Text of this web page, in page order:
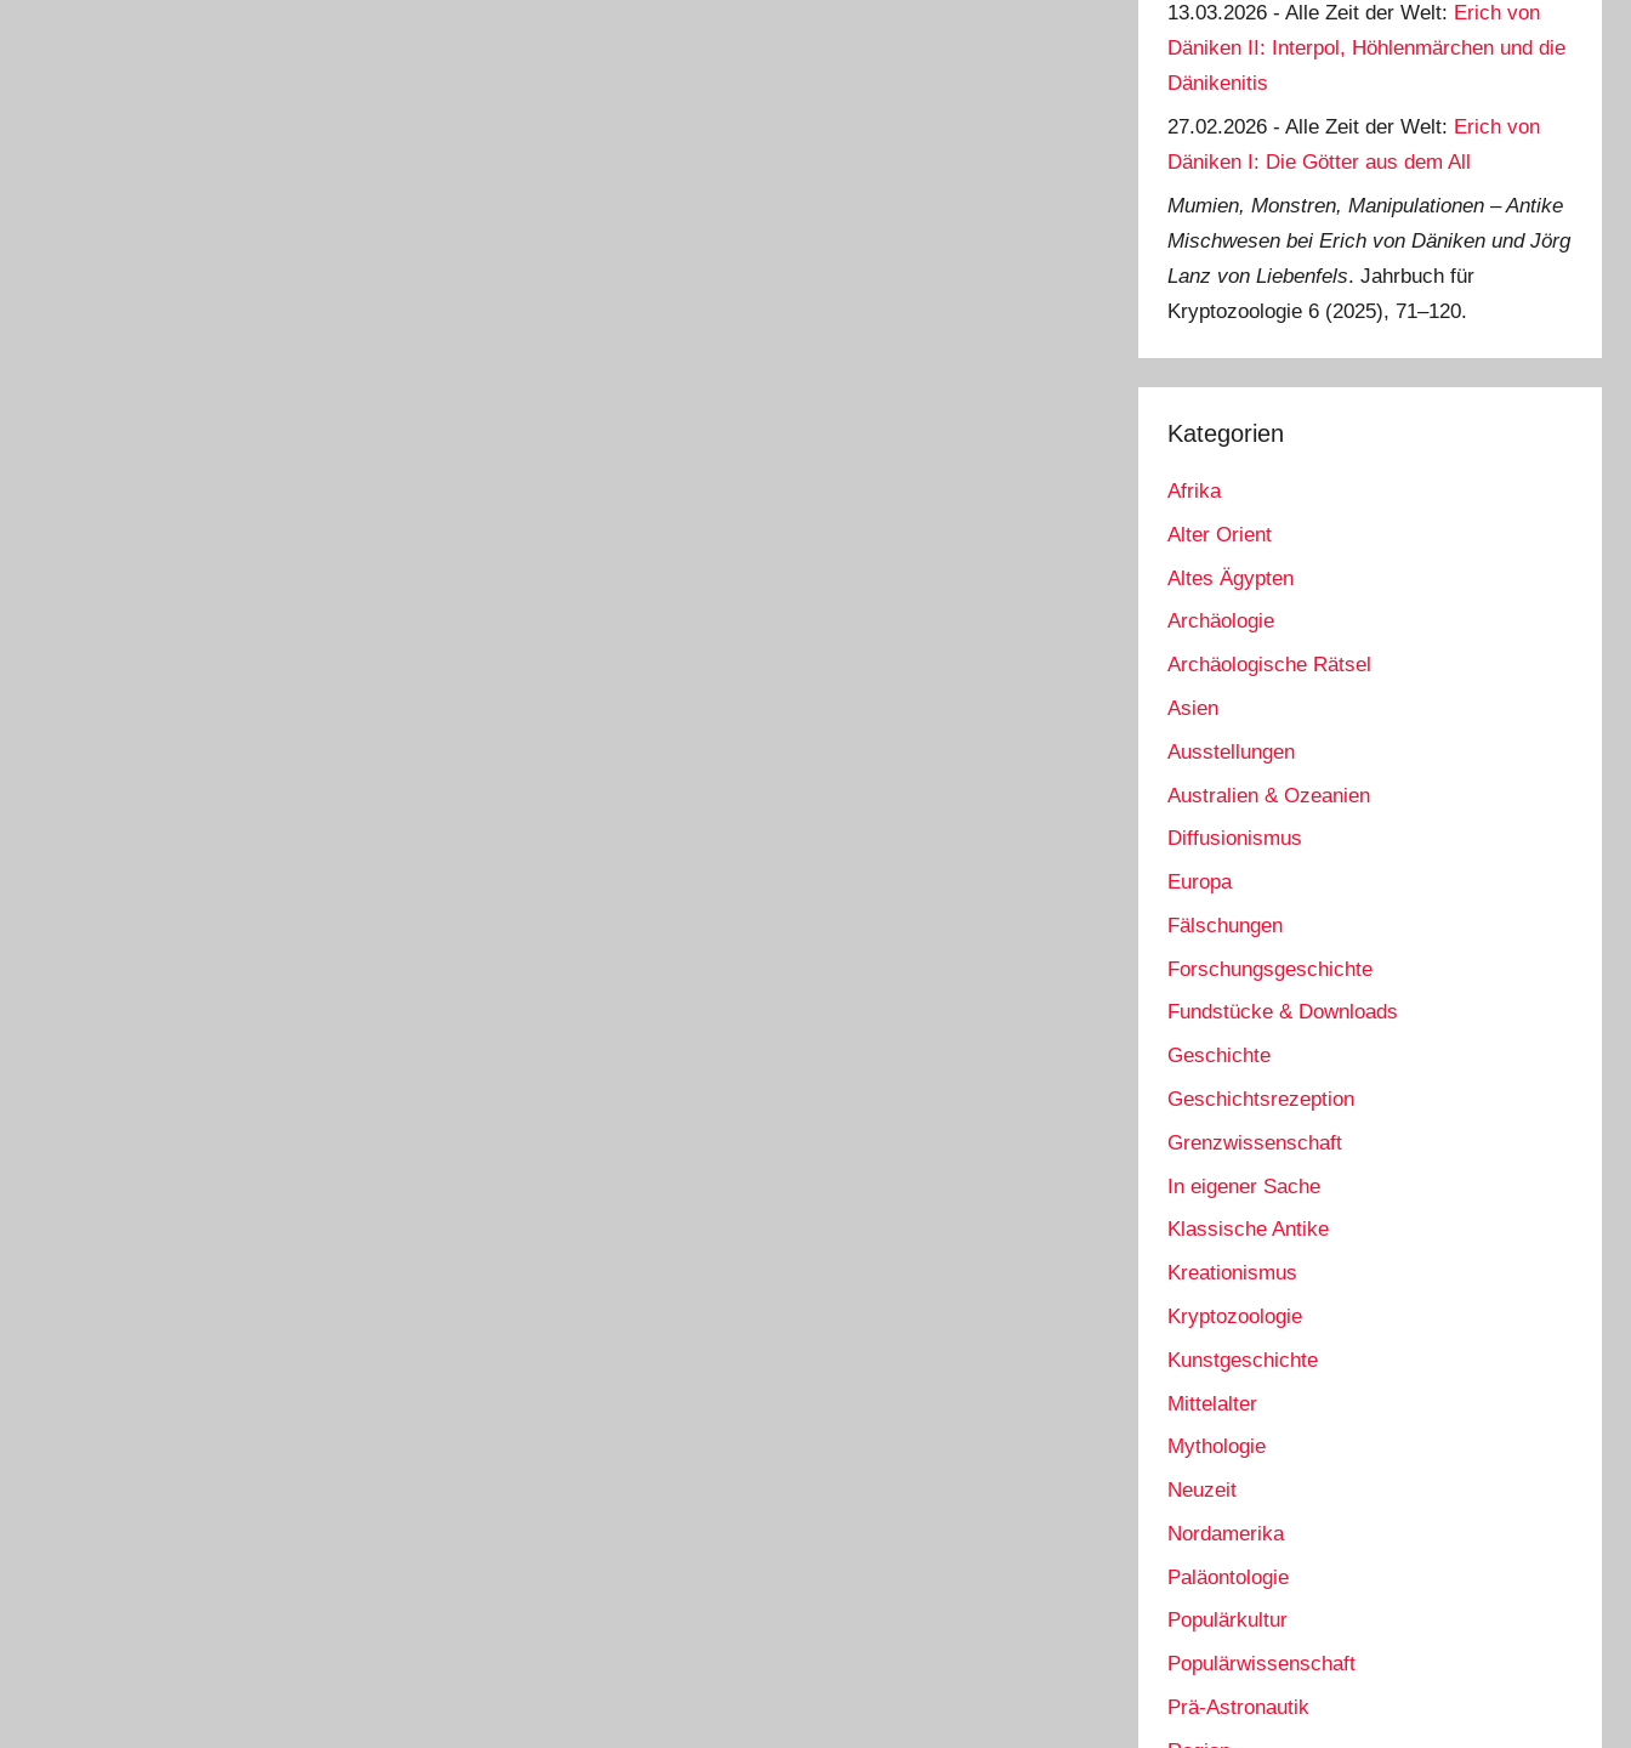
13.03.2026 - Alle Zeit der Welt: Erich von
Däniken II: Interpol, Höhlenmärchen und die
Dänikenitis
27.02.2026 - Alle Zeit der Welt: Erich von
Däniken I: Die Götter aus dem All
Mumien, Monstren, Manipulationen ‒ Antike
Mischwesen bei Erich von Däniken und Jörg
Lanz von Liebenfels. Jahrbuch für
Kryptozoologie 6 (2025), 71‒120.
Kategorien
Afrika
Alter Orient
Altes Ägypten
Archäologie
Archäologische Rätsel
Asien
Ausstellungen
Australien & Ozeanien
Diffusionismus
Europa
Fälschungen
Forschungsgeschichte
Fundstücke & Downloads
Geschichte
Geschichtsrezeption
Grenzwissenschaft
In eigener Sache
Klassische Antike
Kreationismus
Kryptozoologie
Kunstgeschichte
Mittelalter
Mythologie
Neuzeit
Nordamerika
Paläontologie
Populärkultur
Populärwissenschaft
Prä-Astronautik